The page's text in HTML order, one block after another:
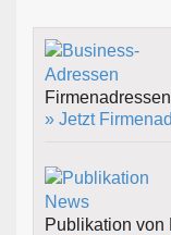
» Jetzt
Publikation von